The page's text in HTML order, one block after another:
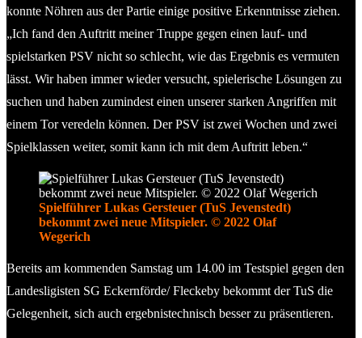
konnte Nöhren aus der Partie einige positive Erkenntnisse ziehen.
„Ich fand den Auftritt meiner Truppe gegen einen lauf- und
spielstarken PSV nicht so schlecht, wie das Ergebnis es vermuten
lässt. Wir haben immer wieder versucht, spielerische Lösungen zu
suchen und haben zumindest einen unserer starken Angriffen mit
einem Tor veredeln können. Der PSV ist zwei Wochen und zwei
Spielklassen weiter, somit kann ich mit dem Auftritt leben.“
Spielführer Lukas Gersteuer (TuS Jevenstedt)
bekommt zwei neue Mitspieler. © 2022 Olaf
Wegerich
Bereits am kommenden Samstag um 14.00 im Testspiel gegen den
Landesligisten SG Eckernförde/ Fleckeby bekommt der TuS die
Gelegenheit, sich auch ergebnistechnisch besser zu präsentieren.